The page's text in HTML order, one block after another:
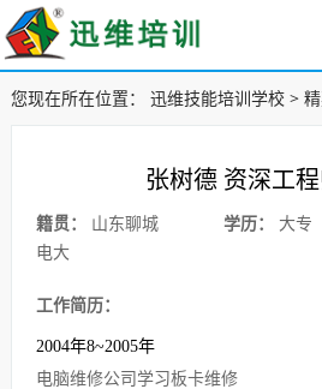
您现在所在位置： 迅维技能培训学校>
张树德 资深工
籍贯： 山东聊城 学历： 大专
电大
工作简历：
2004年8~2005年
电脑维修公司学习板卡维修